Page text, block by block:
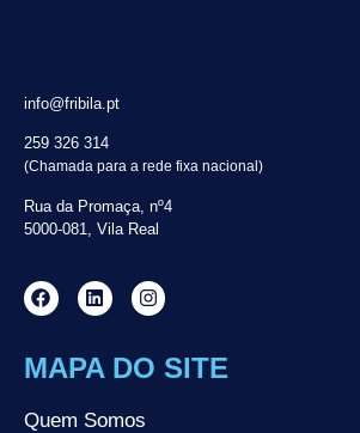
info@fribila.pt
259 326 314
(Chamada para a rede fixa nacional)
Rua da Promaça, nº4
5000-081, Vila Real
MAPA DO SITE
Quem Somos